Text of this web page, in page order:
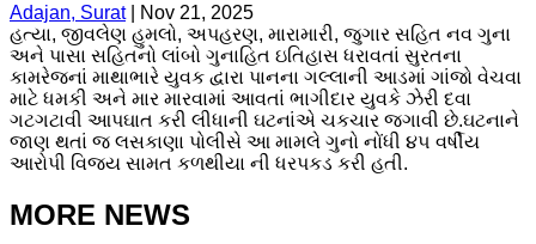
Adajan, Surat|
Nov 21, 2025
હત્યા, જીવલેણ હુમલો, અપહરણ, મારામારી, જુગાર સહિત નવ ગુના
અને પાસા સહિતનો લાંબો ગુનાહિત ઇતિહાસ ધરાવતાં સુરતના
કામરેજનાં માથાભારે યુવક દ્વારા પાનના ગલ્લાની આડમાં ગાંજો વેચવા
માટે ધમકી અને માર મારવામાં આવતાં ભાગીદાર યુવકે ઝેરી દવા
ગટગટાવી આપઘાત કરી લીધાની ઘટનાંએ ચકચાર જગાવી છે.ઘટનાને
જાણ થતાં જ લસકાણા પોલીસે આ મામલે ગુનો નોંધી ૪૫ વર્ષીય
આરોપી વિજય સામત કળથીયા ની ધરપકડ કરી હતી.
MORE NEWS